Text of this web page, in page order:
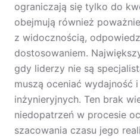
ograniczają się tylko do
obejmują również
z widocznością,
dostosowaniem.
gdy liderzy nie są
muszą oceniać wydajność
inżynieryjnych. Ten brak
niedopatrzeń w procesie
szacowania czasu jego